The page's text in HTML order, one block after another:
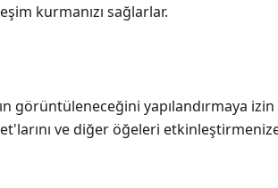
kurmanızı sağlarlar.
görüntüleneceğini yapılandırmaya
ve diğer öğeleri